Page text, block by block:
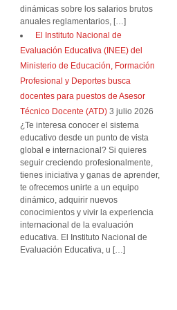
dinámicas sobre los salarios brutos
anuales reglamentarios, […]
El Instituto Nacional de
Evaluación Educativa (INEE) del
Ministerio de Educación, Formación
Profesional y Deportes busca
docentes para puestos de Asesor
Técnico Docente (ATD) 3 julio 2026
¿Te interesa conocer el sistema
educativo desde un punto de vista
global e internacional? Si quieres
seguir creciendo profesionalmente,
tienes iniciativa y ganas de aprender,
te ofrecemos unirte a un equipo
dinámico, adquirir nuevos
conocimientos y vivir la experiencia
internacional de la evaluación
educativa. El Instituto Nacional de
Evaluación Educativa, u […]